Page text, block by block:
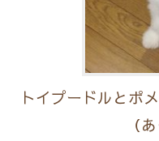
トイプードルとポ
（